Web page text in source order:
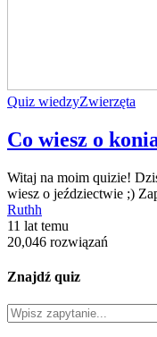
Quiz wiedzyZwierzęta
Co wiesz o
Witaj na moim quizie!
wiesz o jeździectwie ;)
Ruthh
11 lat temu
20,046 rozwiązań
Znajdź quiz